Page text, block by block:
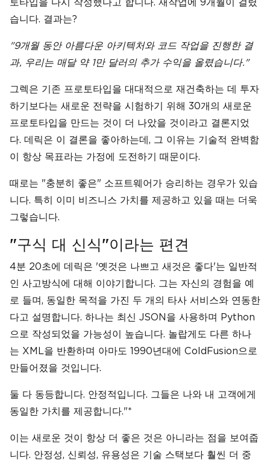
습니다. 결과는?
"9개월 동안 아름다운 아키텍처와 코드 작업을 진행한 결
과, 우리는 매달 약 1만 달러의 추가 수익을 올렸습니다."
그렉은 기존 프로토타입을 대대적으로 재건축하는 데 투자
하기보다는 새로운 전략을 시험하기 위해 30개의 새로운
프로토타입을 만드는 것이 더 나았을 것이라고 결론지었
다. 데릭은 이 결론을 좋아하는데, 그 이유는 기술적 완벽함
이 항상 목표라는 가정에 도전하기 때문이다.
때로는 "충분히 좋은" 소프트웨어가 승리하는 경우가 있습
니다. 특히 이미 비즈니스 가치를 제공하고 있을 때는 더욱
그렇습니다.
"구식 대 신식"이라는 편견
4분 20초에 데릭은 '옛것은 나쁘고 새것은 좋다'는 일반적
인 사고방식에 대해 이야기합니다. 그는 자신의 경험을 예
로 들며, 동일한 목적을 가진 두 개의 타사 서비스와 연동한
다고 설명합니다. 하나는 최신 JSON을 사용하며 Python
으로 작성되었을 가능성이 높습니다. 놀랍게도 다른 하나
는 XML을 반환하며 아마도 1990년대에 ColdFusion으로
만들어졌을 것입니다.
둘 다 동등합니다. 안정적입니다. 그들은 나와 내 고객에게
동일한 가치를 제공합니다."*
이는 새로운 것이 항상 더 좋은 것은 아니라는 점을 보여줍
니다. 안정성, 신뢰성, 유용성은 기술 스택보다 훨씬 더 중